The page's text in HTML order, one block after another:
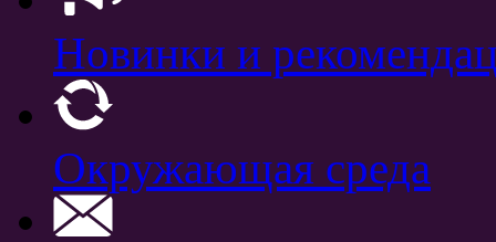
Новинки и
Окружающая среда